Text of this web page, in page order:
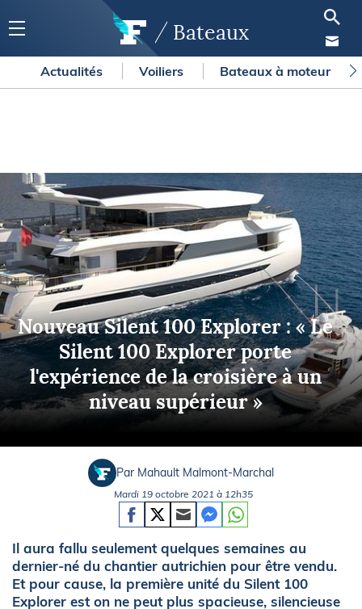
Bateaux
Actualités Voiliers Bateaux à moteur
Nouveau Silent 100 Explorer : « Le
Silent 100 Explorer porte
l'expérience de la croisière à un
niveau supérieur »
Par Mahault Malmont-Marchal
Mardi 19 octobre 2021 à 12h35
Il aura fallu seulement quelques semaines au
dernier-né du chantier autrichien pour être vendu.
Et pour cause, la première unité du Silent 100
Explorer est on ne peut plus spacieuse, silencieuse